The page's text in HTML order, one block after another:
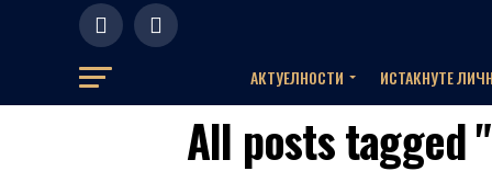
АКТУЕЛНOСТИ ИСТАКНУТЕ
All posts tagged